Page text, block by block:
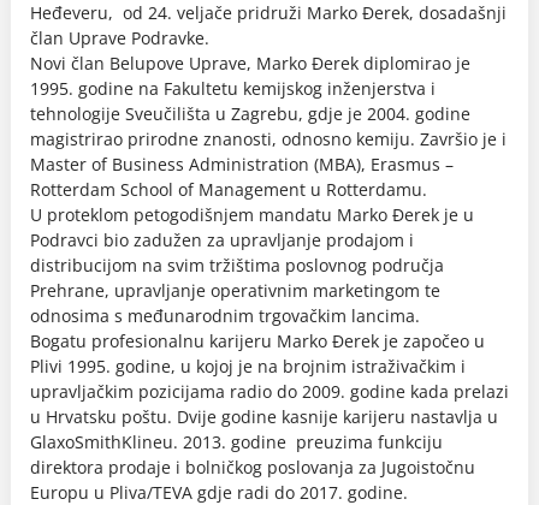
Heđeveru, od 24. veljače pridruži Marko Đerek, dosadašnji
član Uprave Podravke.
Novi član Belupove Uprave, Marko Đerek diplomirao je
1995. godine na Fakultetu kemijskog inženjerstva i
tehnologije Sveučilišta u Zagrebu, gdje je 2004. godine
magistrirao prirodne znanosti, odnosno kemiju. Završio je i
Master of Business Administration (MBA), Erasmus –
Rotterdam School of Management u Rotterdamu.
U proteklom petogodišnjem mandatu Marko Đerek je u
Podravci bio zadužen za upravljanje prodajom i
distribucijom na svim tržištima poslovnog područja
Prehrane, upravljanje operativnim marketingom te
odnosima s međunarodnim trgovačkim lancima.
Bogatu profesionalnu karijeru Marko Đerek je započeo u
Plivi 1995. godine, u kojoj je na brojnim istraživačkim i
upravljačkim pozicijama radio do 2009. godine kada prelazi
u Hrvatsku poštu. Dvije godine kasnije karijeru nastavlja u
GlaxoSmithKlineu. 2013. godine preuzima funkciju
direktora prodaje i bolničkog poslovanja za Jugoistočnu
Europu u Pliva/TEVA gdje radi do 2017. godine.